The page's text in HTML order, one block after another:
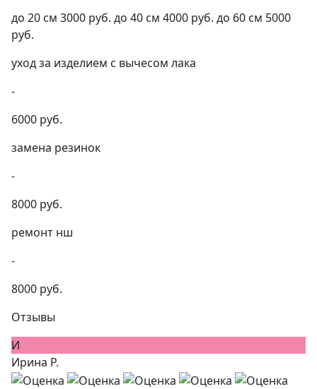
до 20 см 3000 руб. до 40 см 4000 руб. до 60 см 5000
руб.
уход за изделием с вычесом лака
-
6000 руб.
замена резинок
-
8000 руб.
ремонт нш
-
8000 руб.
Отзывы
И
Ирина Р.